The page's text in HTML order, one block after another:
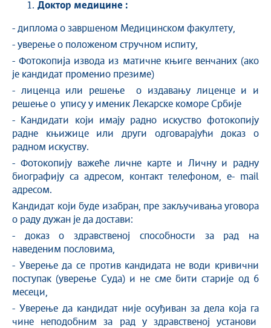
Доктор медицине :
- диплома о завршеном Медицинском факултету,
- уверење о положеном стручном испиту,
- Фотокопија извода из матичне књиге венчаних (ако
је кандидат променио презиме)
- лиценца или решење о издавању лиценце и и
решење о упису у именик Лекарске коморе Србије
- Кандидати који имају радно искуство фотокопију
радне књижице или други одговарајући доказ о
радном искуству.
- Фотокопију важеће личне карте и Личну и радну
биографију са адресом, контакт телефоном, е- mail
адресом.
Кандидат који буде изабран, пре закључивања уговора
о раду дужан је да достави:
- доказ о здравственој способности за рад на
наведеним пословима,
- Уверење да се против кандидата не води кривични
поступак (уверење Суда) и не сме бити старије од 6
месеци,
- Уверење да кандидат није осуђиван за дела која га
чине неподобним за рад у здравственој установи